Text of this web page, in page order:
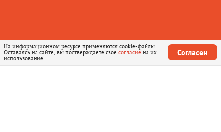
На информационном ресурсе применяются cookie-файлы.
Оставаясь на сайте, вы подтверждаете свое согласие на их
использование.
Согласен